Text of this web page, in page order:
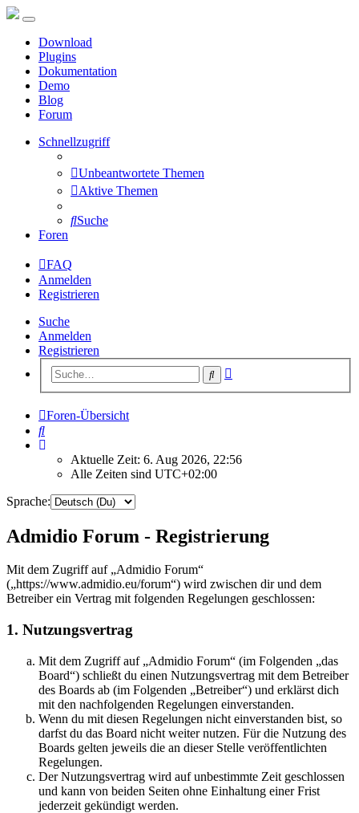
Download
Plugins
Dokumentation
Demo
Blog
Forum
Schnellzugriff
Unbeantwortete Themen
Aktive Themen
Suche
Foren
FAQ
Anmelden
Registrieren
Suche
Anmelden
Registrieren
Suche
Foren-Übersicht
Suche
Aktuelle Zeit: 6. Aug 2026, 22:56
Alle Zeiten sind UTC+02:00
Sprache:
Admidio Forum - Registrierung
Mit dem Zugriff auf „Admidio Forum“
(„https://www.admidio.eu/forum“) wird zwischen dir und dem
Betreiber ein Vertrag mit folgenden Regelungen geschlossen:
1. Nutzungsvertrag
Mit dem Zugriff auf „Admidio Forum“ (im Folgenden „das
Board“) schließt du einen Nutzungsvertrag mit dem Betreiber
des Boards ab (im Folgenden „Betreiber“) und erklärst dich
mit den nachfolgenden Regelungen einverstanden.
Wenn du mit diesen Regelungen nicht einverstanden bist, so
darfst du das Board nicht weiter nutzen. Für die Nutzung des
Boards gelten jeweils die an dieser Stelle veröffentlichten
Regelungen.
Der Nutzungsvertrag wird auf unbestimmte Zeit geschlossen
und kann von beiden Seiten ohne Einhaltung einer Frist
jederzeit gekündigt werden.